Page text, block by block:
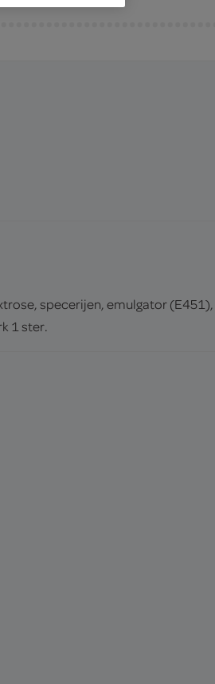
specerijen, emulgator
1 ster.